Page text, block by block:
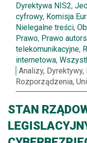
Dyrektywa NIS2,
cyfrowy, Komisja
Nielegalne treści,
Prawo, Prawo
telekomunikacyjne,
internetowa,
Analizy, Dyrektywy,
Rozporządzenia,
STAN